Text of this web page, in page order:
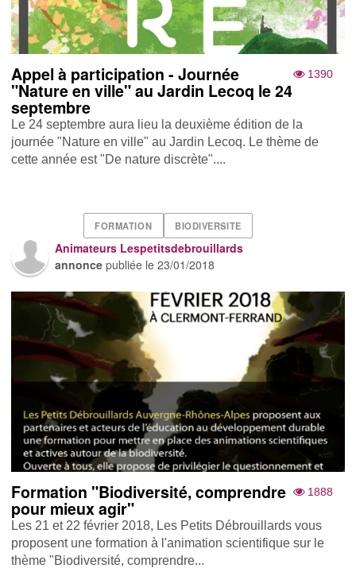
1390
Appel à participation - Journée
"Nature en ville" au Jardin Lecoq le 24
septembre
Le 24 septembre aura lieu la deuxième édition de la
journée "Nature en ville" au Jardin Lecoq. Le thème de
cette année est "De nature discrète"....
FORMATION BIODIVERSITE
Animateurs Lespetitsdebrouillards
annonce publiée le23/01/2018
1888
Formation "Biodiversité, comprendre
pour mieux agir"
Les 21 et 22 février 2018, Les Petits Débrouillards vous
proposent une formation à l'animation scientifique sur le
thème "Biodiversité, comprendre...